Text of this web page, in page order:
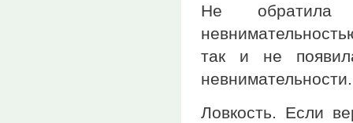
Не обратила
так и не
Ловкость. Если